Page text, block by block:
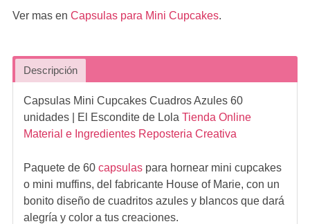
Ver mas en Capsulas para Mini Cupcakes.
Descripción
Capsulas Mini Cupcakes Cuadros Azules 60
unidades
| El Escondite de Lola Tienda Online
Material e Ingredientes Reposteria Creativa
Paquete de 60 capsulaspara hornear mini cupcakes
o mini muffins, del fabricante House of Marie, con un
bonito diseño de cuadritos azules y blancos que dará
alegría y color a tus creaciones.